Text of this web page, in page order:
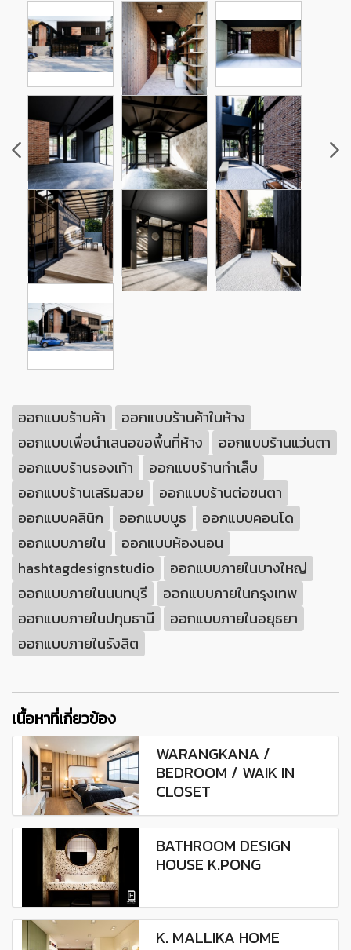
ออกแบบร้านค้า
ออกแบบร้านค้าในห้าง
ออกแบบเพื่อนำเสนอขอพื้นที่ห้าง
ออกแบบร้านแว่นตา
ออกแบบร้านรองเท้า
ออกแบบร้านทำเล็บ
ออกแบบร้านเสริมสวย
ออกแบบร้านต่อขนตา
ออกแบบคลินิก
ออกแบบบูธ
ออกแบบคอนโด
ออกแบบภายใน
ออกแบบห้องนอน
hashtagdesignstudio
ออกแบบภายในบางใหญ่
ออกแบบภายในนนทบุรี
ออกแบบภายในกรุงเทพ
ออกแบบภายในปทุมธานี
ออกแบบภายในอยุธยา
ออกแบบภายในรังสิต
เนื้อหาที่เกี่ยวข้อง
WARANGKANA /
BEDROOM / WAIK IN
CLOSET
BATHROOM DESIGN
HOUSE K.PONG
K. MALLIKA HOME